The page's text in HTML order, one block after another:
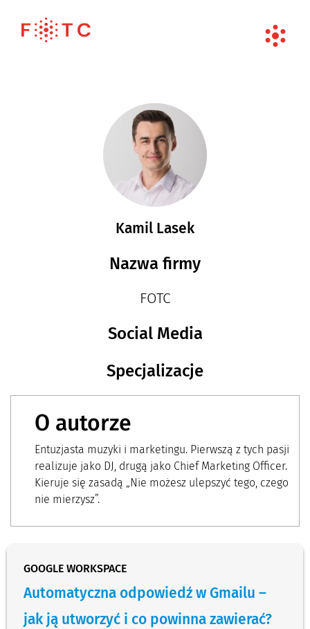
Kamil Lasek
Nazwa firmy
FOTC
Social Media
Specjalizacje
O autorze
Entuzjasta muzyki i marketingu. Pierwszą z tych pasji
realizuje jako DJ, drugą jako Chief Marketing Officer.
Kieruje się zasadą „Nie możesz ulepszyć tego, czego
nie mierzysz”.
GOOGLE WORKSPACE
Automatyczna odpowiedź w Gmailu –
jak ją utworzyć i co powinna zawierać?